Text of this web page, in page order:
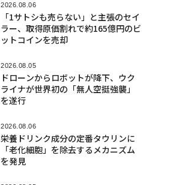
2026.08.06
「1サトシも売らない」と主張のセイ
ラー、取得原価割れで約165億円のビ
ットコインを売却
2026.08.05
ドローンからロボットが降下、ウク
ライナが世界初の「無人空挺強襲」
を遂行
2026.08.06
栄養ドリンク成分の定番タウリンに
「老化細胞」を除去するメカニズム
を発見